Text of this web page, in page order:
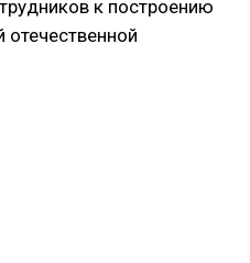
к построению